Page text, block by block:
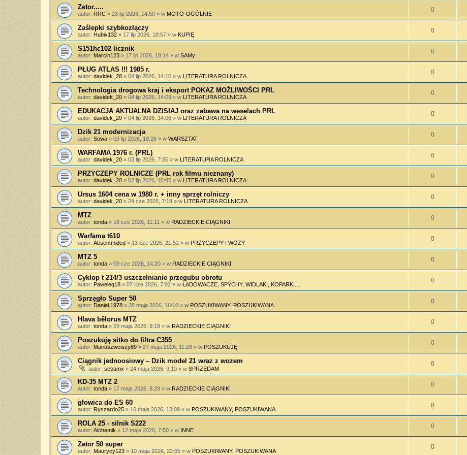
Zetor.....
autor: RRC » 23 lip 2026, 14:50 » w MOTO-OGÓLNIE
0
Zaślepki szybkozłączy
autor: Hubix132 » 17 lip 2026, 18:57 » w KUPIĘ
0
S151hc102 licznik
autor: Marcin123 » 17 lip 2026, 18:14 » w SAMy
0
PŁUG ATLAS !!! 1985 r.
autor: davidek_20 » 04 lip 2026, 14:10 » w LITERATURA ROLNICZA
0
Technologia drogowa kraj i eksport POKAZ MOŻLIWOŚCI PRL
autor: davidek_20 » 04 lip 2026, 14:09 » w LITERATURA ROLNICZA
0
EDUKACJA AKTUALNA DZISIAJ oraz zabawa na weselach PRL
autor: davidek_20 » 04 lip 2026, 14:06 » w LITERATURA ROLNICZA
0
Dzik 21 modernizacja
autor: Sowa » 03 lip 2026, 18:26 » w WARSZTAT
0
WARFAMA 1976 r. (PRL)
autor: davidek_20 » 03 lip 2026, 7:35 » w LITERATURA ROLNICZA
0
PRZYCZEPY ROLNICZE (PRL rok filmu nieznany)
autor: davidek_20 » 02 lip 2026, 15:45 » w LITERATURA ROLNICZA
0
Ursus 1604 cena w 1980 r. + inny sprzęt rolniczy
autor: davidek_20 » 24 cze 2026, 7:19 » w LITERATURA ROLNICZA
0
MTZ
autor: tonda » 18 cze 2026, 11:11 » w RADZIECKIE CIĄGNIKI
0
Warfama t610
autor: Absentmided » 13 cze 2026, 21:52 » w PRZYCZEPY I WOZY
0
MTZ 5
autor: tonda » 09 cze 2026, 14:20 » w RADZIECKIE CIĄGNIKI
0
Cyklop t 214/3 uszczelnianie przegubu obrotu
autor: Paweleq18 » 07 cze 2026, 7:02 » w ŁADOWACZE, SPYCHY, WIDLAKI, KOPARKI...
0
Sprzęgło Super 50
autor: Daniel 1978 » 30 maja 2026, 16:10 » w POSZUKIWANY, POSZUKIWANA
0
Hlava bělorus MTZ
autor: tonda » 29 maja 2026, 9:18 » w RADZIECKIE CIĄGNIKI
0
Poszukuję sitko do filtra C355
autor: Mariuszwciszy89 » 27 maja 2026, 11:28 » w POSZUKUJĘ
0
Ciągnik jednoosiowy – Dzik model 21 wraz z wozem
autor: sebamx » 24 maja 2026, 9:10 » w SPRZEDAM
0
KD-35 MTZ 2
autor: tonda » 17 maja 2026, 8:29 » w RADZIECKIE CIĄGNIKI
0
głowica do ES 60
autor: Ryszardo25 » 16 maja 2026, 13:09 » w POSZUKIWANY, POSZUKIWANA
0
ROLA 25 - silnik S222
autor: Alchemik » 12 maja 2026, 7:50 » w INNE
0
Zetor 50 super
autor: Maurycy123 » 10 maja 2026, 22:05 » w POSZUKIWANY, POSZUKIWANA
0